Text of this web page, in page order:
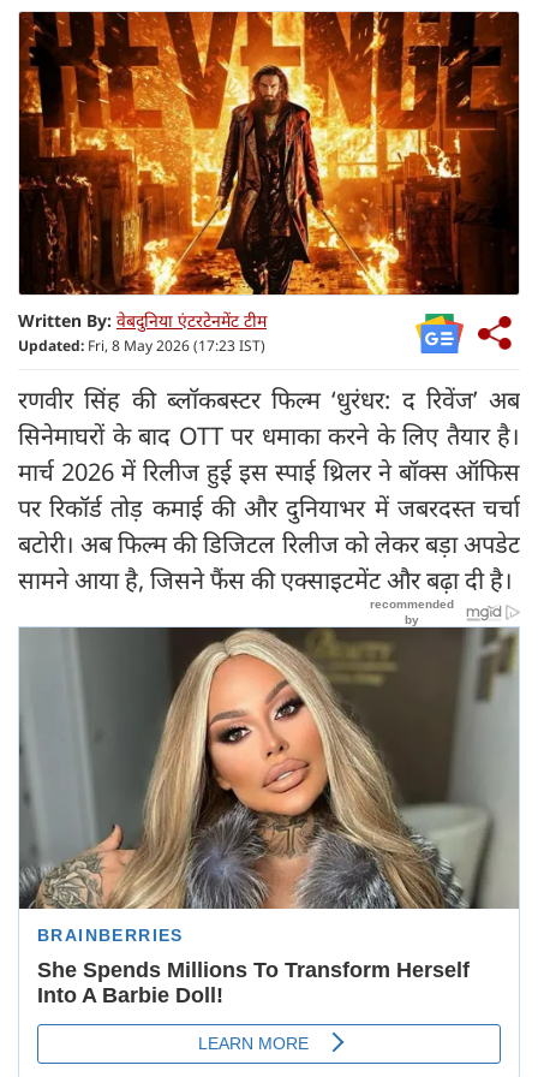
Written By: वेबदुनिया एंटरटेनमेंट टीम
Updated: Fri, 8 May 2026 (17:23 IST)
रणवीर सिंह की ब्लॉकबस्टर फिल्म ‘धुरंधर: द रिवेंज’ अब
सिनेमाघरों के बाद OTT पर धमाका करने के लिए तैयार है।
मार्च 2026 में रिलीज हुई इस स्पाई थ्रिलर ने बॉक्स ऑफिस
पर रिकॉर्ड तोड़ कमाई की और दुनियाभर में जबरदस्त चर्चा
बटोरी। अब फिल्म की डिजिटल रिलीज को लेकर बड़ा अपडेट
सामने आया है, जिसने फैंस की एक्साइटमेंट और बढ़ा दी है।